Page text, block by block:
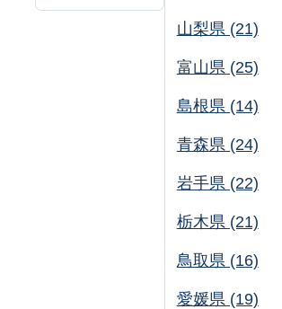
山梨県 (21)
富山県 (25)
島根県 (14)
青森県 (24)
岩手県 (22)
栃木県 (21)
鳥取県 (16)
愛媛県 (19)